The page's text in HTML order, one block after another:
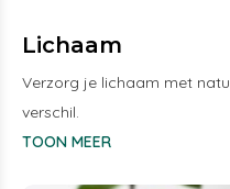
Lichaam
Verzorg je lichaam met
verschil.
TOON MEER